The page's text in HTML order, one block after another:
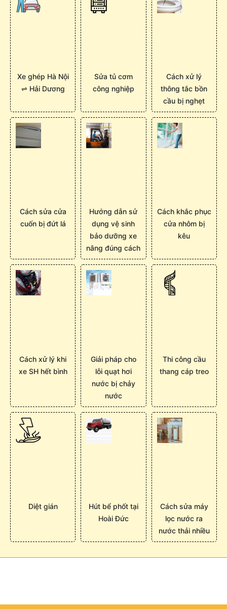
Xe ghép Hà Nội
⇌ Hải Dương
Sửa tủ cơm
công nghiệp
Cách xử lý
thông tắc bồn
cầu bị nghẹt
Cách sửa cửa
cuốn bị đứt lá
Hướng dẫn sử
dụng vệ sinh
bảo dưỡng xe
nâng đúng cách
Cách khắc phục
cửa nhôm bị
kêu
Cách xử lý khi
xe SH hết bình
Giải pháp cho
lỗi quạt hơi
nước bị chảy
nước
Thi công cầu
thang cáp treo
Diệt gián
Hút bể phốt tại
Hoài Đức
Cách sửa máy
lọc nước ra
nước thải nhiều